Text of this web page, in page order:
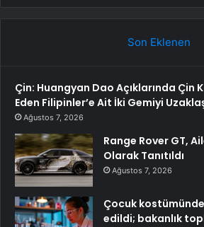
Son Eklenen
Çin: Huangyan Dao Açıklarında Çin
Eden Filipinler’e Ait İki Gemiyi
Ağustos 7, 2026
Range Rover GT,
Olarak Tanıtıldı
Ağustos 7, 2026
Çocuk
edildi; bakanlık